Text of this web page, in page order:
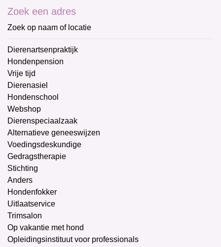
Zoek een adres
Zoek op naam of locatie
Dierenartsenpraktijk
Hondenpension
Vrije tijd
Dierenasiel
Hondenschool
Webshop
Dierenspeciaalzaak
Alternatieve geneeswijzen
Voedingsdeskundige
Gedragstherapie
Stichting
Anders
Hondenfokker
Uitlaatservice
Trimsalon
Op vakantie met hond
Opleidingsinstituut voor professionals